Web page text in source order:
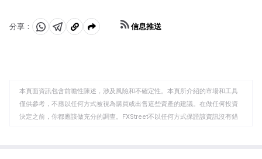
分享：
分 分 複
板
信息推送
本頁面資訊包含前瞻性陳述，涉及風險和不確定性。本頁所介紹的市場和工具
僅供參考，不應以任何方式被視為購買或出售這些資產的建議。在做任何投資
決定之前，你都應該做充分的調查。FXStreet不以任何方式保證該資訊沒有錯